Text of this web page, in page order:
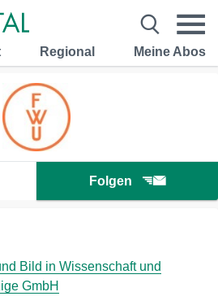
Regional Meine Abos
Folgen
Bild in Wissenschaft und
GmbH